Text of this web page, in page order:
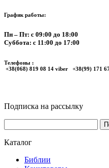
График работы:
Пн – Пт: с 09:00 до 18:00
Суббота: с 11:00 до 17:00
Телефоны :
+38(068) 819 08 14 viber +38(99) 171
Подписка на рассылку
Каталог
Библии